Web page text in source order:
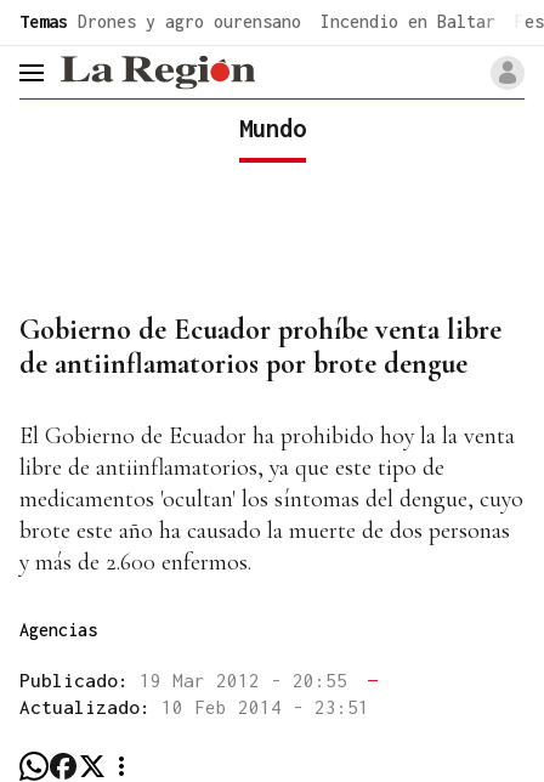
Temas Drones y agro ourensano Incendio en Baltar
header.menu.open
Mundo
Gobierno de Ecuador prohíbe venta libre
de antiinflamatorios por brote dengue
El Gobierno de Ecuador ha prohibido hoy la la venta
libre de antiinflamatorios, ya que este tipo de
medicamentos 'ocultan' los síntomas del dengue, cuyo
brote este año ha causado la muerte de dos personas
y más de 2.600 enfermos.
Agencias
Publicado: 19 Mar 2012 - 20:55
—
Actualizado: 10 Feb 2014 - 23:51